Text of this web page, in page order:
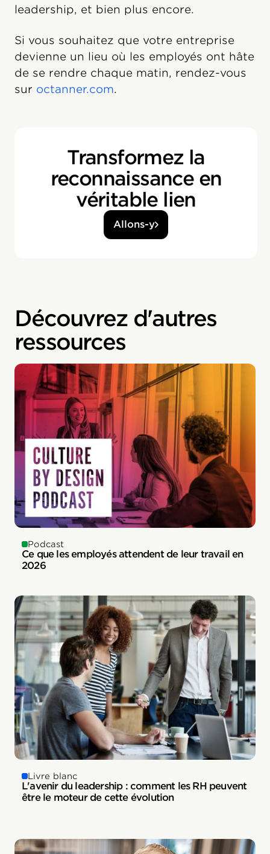
leadership, et bien plus encore.
Si vous souhaitez que votre entreprise
devienne un lieu où les employés ont hâte
de se rendre chaque matin, rendez-vous
sur octanner.com.
Transformez la
reconnaissance en
véritable lien
Allons-y
Découvrez d'autres
ressources
Podcast
Ce que les employés attendent de leur travail en
2026
Livre blanc
L'avenir du leadership : comment les RH peuvent
être le moteur de cette évolution